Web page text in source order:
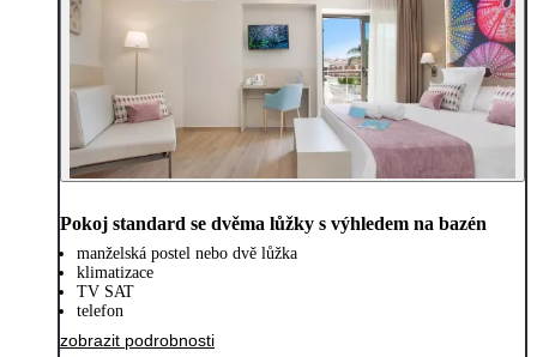
Pokoj standard se dvěma lůžky s výhledem na bazén
manželská postel nebo dvě lůžka
klimatizace
TV SAT
telefon
zobrazit podrobnosti